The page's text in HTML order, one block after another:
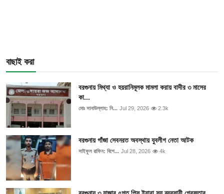
বাছাই করা
বরগুনায় মিথ্যা ও হয়রানিমূলক মামলা করায় বাদীর ৩ মাসের
কা...
মোঃ সানাউল্লাহ: নি... Jul 29, 2026 2.3k
বরগুনায় গাঁজা সেবনরত অবস্থায় যুবলীগ নেতা আটক
সাইফুল রাফিন: বিশে... Jul 28, 2026 4k